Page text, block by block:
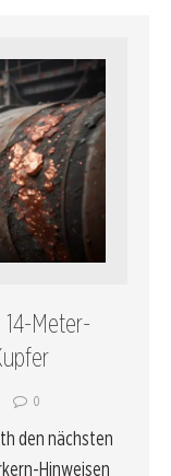
Meter-
0
den nächsten
Hinweisen